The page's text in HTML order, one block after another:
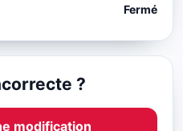
Fermé
?
modification